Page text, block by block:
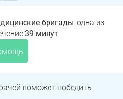
бригады, одна из
39 минут
поможет победить